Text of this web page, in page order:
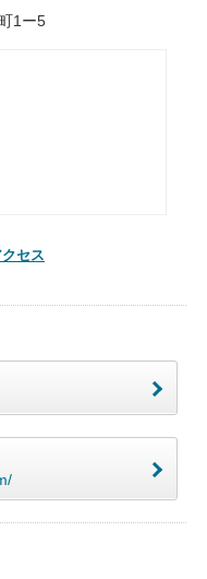
1ー5
セス